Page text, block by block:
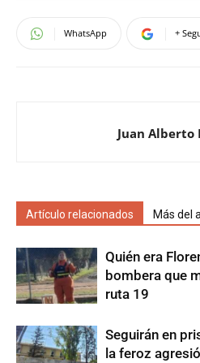
WhatsApp +
Juan Alberto
Artículo relacionados Más del
Quién era
bombera que
ruta 19
Seguirán en
la feroz